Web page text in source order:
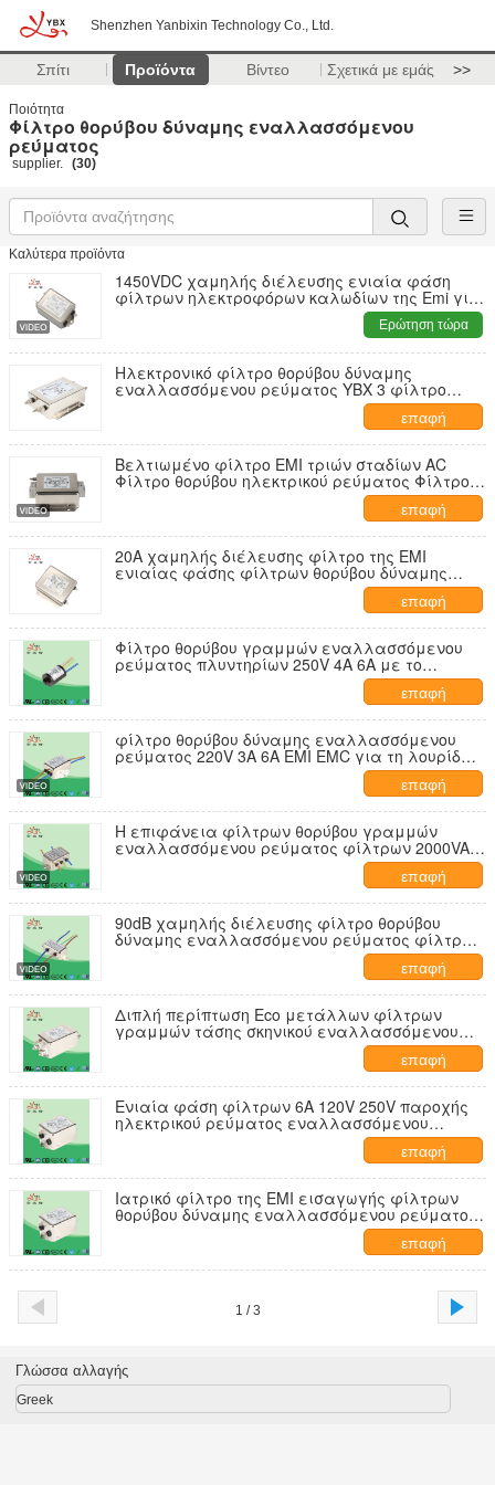
Shenzhen Yanbixin Technology Co., Ltd.
Σπίτι Προϊόντα Βίντεο Σχετικά με εμάς >>
Ποιότητα
Φίλτρο θορύβου δύναμης εναλλασσόμενου
ρεύματος
supplier. (30)
Καλύτερα προϊόντα
1450VDC χαμηλής διέλευσης ενιαία φάση
φίλτρων ηλεκτροφόρων καλωδίων της Emi για
Ερώτηση τώρα
Ηλεκτρονικό φίλτρο θορύβου δύναμης
εναλλασσόμενου ρεύματος YBX 3 φίλτρο
γραμμών φάσης για τον αναστροφέα
επαφή
Βελτιωμένο φίλτρο EMI τριών σταδίων AC
Φίλτρο θορύβου ηλεκτρικού ρεύματος Φίλτρο
υψηλής εξασθένησης Χαμηλοπερατό φίλτρο
επαφή
20A χαμηλής διέλευσης φίλτρο της EMI
ενιαίας φάσης φίλτρων θορύβου δύναμης
εναλλασσόμενου ρεύματος για τον
επαφή
Φίλτρο θορύβου γραμμών εναλλασσόμενου
ρεύματος πλυντηρίων 250V 4A 6A με το
επαφή
φίλτρο θορύβου δύναμης εναλλασσόμενου
ρεύματος 220V 3A 6A EMI EMC για τη λουρίδα
επαφή
Η επιφάνεια φίλτρων θορύβου γραμμών
εναλλασσόμενου ρεύματος φίλτρων 2000VAC
επαφή
90dB χαμηλής διέλευσης φίλτρο θορύβου
δύναμης εναλλασσόμενου ρεύματος φίλτρων
επαφή
Διπλή περίπτωση Eco μετάλλων φίλτρων
γραμμών τάσης σκηνικού εναλλασσόμενου
επαφή
Ενιαία φάση φίλτρων 6A 120V 250V παροχής
ηλεκτρικού ρεύματος εναλλασσόμενου
επαφή
Ιατρικό φίλτρο της EMI εισαγωγής φίλτρων
θορύβου δύναμης εναλλασσόμενου ρεύματος/
εναλλασσόμενου ρεύματος για την
οικοδόμηση της αυτοματοποίησης επαφή
1 / 3
Γλώσσα αλλαγής
Greek